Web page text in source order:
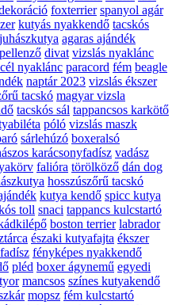
foxterrier spanyol agár
kutyás nyakkendő tacskós
agaras ajándék
divat vizslás nyaklánc
nyaklánc paracord fém beagle
naptár 2023 vizslás ékszer
tacskó magyar vizsla
tacskós sál tappancsos karkötő
póló vizslás maszk
sárlehúzó boxeralsó
karácsonyfadísz vadász
falióra törölköző dán dog
hosszúszőrű tacskó
kutya kendő spicc kutya
toll snaci tappancs kulcstartó
boston terrier labrador
északi kutyafajta ékszer
fényképes nyakkendő
pléd boxer ágynemű egyedi
mancsos színes kutyakendő
mopsz fém kulcstartó